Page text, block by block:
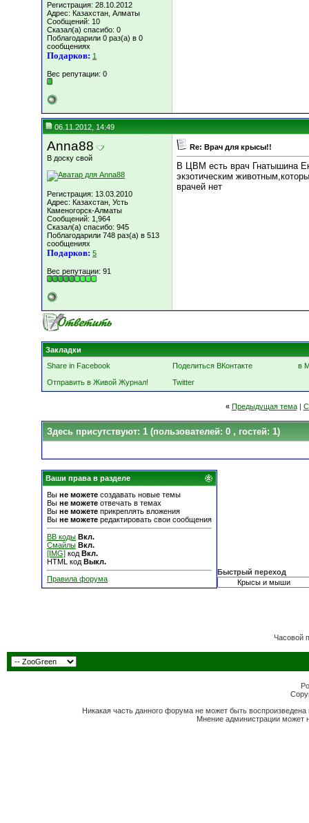
Регистрация: 28.10.2012
Адрес: Казахстан, Алматы
Сообщений: 10
Сказал(а) спасибо: 0
Поблагодарили 0 раз(а) в 0
сообщениях
Подарков: 1
Вес репутации: 0
06.11.2012, 14:49
Anna88
В доску свой
Регистрация: 13.03.2010
Адрес: Казахстан, Усть
Каменогорск-Алматы
Сообщений: 1,964
Сказал(а) спасибо: 945
Поблагодарили 748 раз(а) в 513
сообщениях
Подарков: 5
Вес репутации: 91
Re: Врач для крысы!!
В ЦВМ есть врач Гнатышина
экзотическим
врачей нет
Закладки
Share in Facebook
Поделиться ВКонтакте
в
Отправить в Живой Журнал!
Twitter
« Предыдущая тема|
Здесь присутствуют: 1 (пользователей: 0 , гостей: 1)
Ваши права в разделе
Вы не можете создавать новые темы
Вы не можете отвечать в темах
Вы не можете прикреплять вложения
Вы не можете редактировать свои сообщения
BB коды Вкл.
Смайлы Вкл.
[IMG] код Вкл.
HTML код Выкл.
Правила форума
Быстрый переход
Часовой
Никакая часть данного форума не может быть
Мнение администрации может